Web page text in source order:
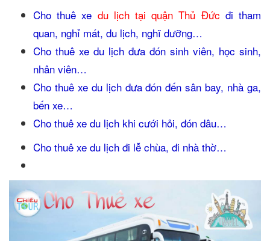
Cho thuê xe du lịch tại quận Thủ Đức đi tham
quan, nghỉ mát, du lịch, nghĩ dưỡng…
Cho thuê xe du lịch đưa đón sinh viên, học sinh,
nhân viên…
Cho thuê xe du lịch đưa đón đến sân bay, nhà ga,
bến xe…
Cho thuê xe du lịch khi cưới hỏi, đón dâu…
Cho thuê xe du lịch đi lễ chùa, đi nhà thờ…